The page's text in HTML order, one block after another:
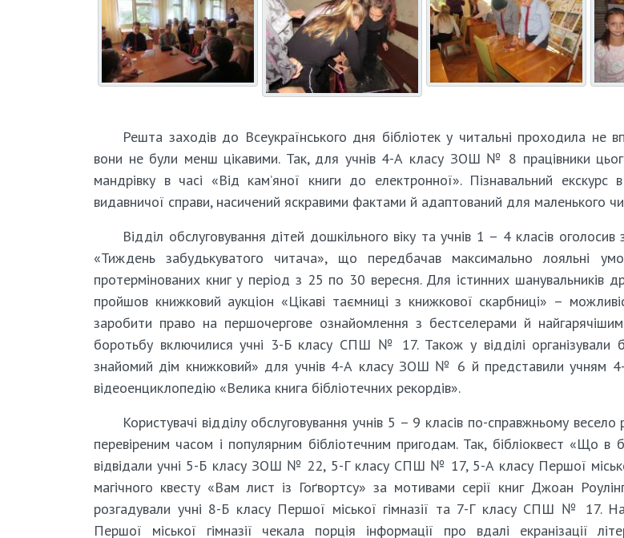
Решта заходів до Всеукраїнського дня бібліотек у читальні проходила не
вони не були менш цікавими. Так, для учнів 4-А класу ЗОШ № 8 працівники
мандрівку в часі «Від кам’яної книги до електронної». Пізнавальний екскурс в
видавничої справи, насичений яскравими фактами й адаптований для маленького
Відділ обслуговування дітей дошкільного віку та учнів 1 – 4 класів
«Тиждень забудькуватого читача», що передбачав максимально лояльні
протермінованих книг у період з 25 по 30 вересня. Для істинних шанувальників
пройшов книжковий аукціон «Цікаві таємниці з книжкової скарбниці» –
заробити право на першочергове ознайомлення з бестселерами й
боротьбу включилися учні 3-Б класу СПШ № 17. Також у відділі організували
знайомий дім книжковий» для учнів 4-А класу ЗОШ № 6 й представили
відеоенциклопедію «Велика книга бібліотечних рекордів».
Користувачі відділу обслуговування учнів 5 – 9 класів по-справжньому
перевіреним часом і популярним бібліотечним пригодам. Так, бібліоквест «Що в
відвідали учні 5-Б класу ЗОШ № 22, 5-Г класу СПШ № 17, 5-А класу Першої
магічного квесту «Вам лист із Гоґвортсу» за мотивами серії книг Джоан
розгадували учні 8-Б класу Першої міської гімназії та 7-Г класу СПШ № 17.
Першої міської гімназії чекала порція інформації про вдалі екранізації